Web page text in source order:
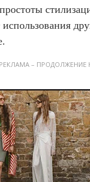
использования
РЕКЛАМА – ПРОДОЛЖЕНИЕ